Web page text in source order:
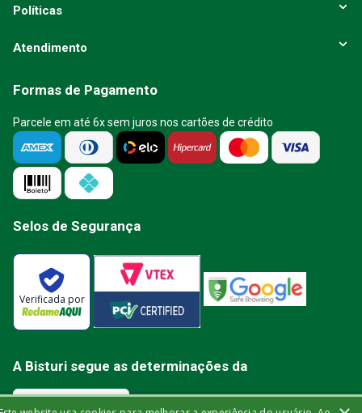
Políticas
Atendimento
Formas de Pagamento
Parcele em até 6x sem juros nos cartões de crédito
Selos de Segurança
Verificada por
A Bisturi segue as determinações da